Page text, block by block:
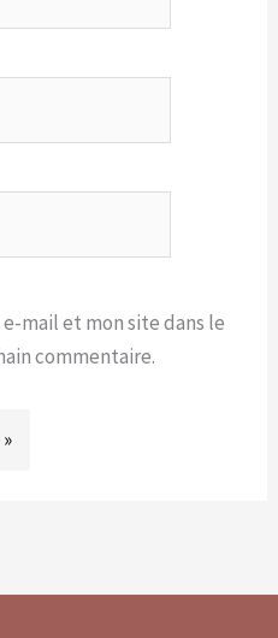
mail et mon site dans le
commentaire.